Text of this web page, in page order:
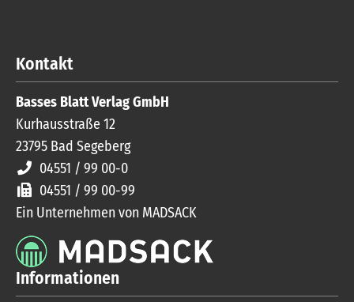
Kontakt
Basses Blatt Verlag GmbH
Kurhausstraße 12
23795 Bad Segeberg
04551 / 99 00-0
04551 / 99 00-99
Ein Unternehmen von MADSACK
Informationen